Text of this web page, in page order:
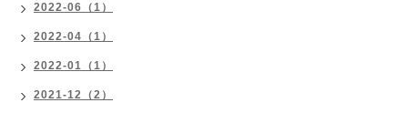
2022-06（1）
2022-04（1）
2022-01（1）
2021-12（2）